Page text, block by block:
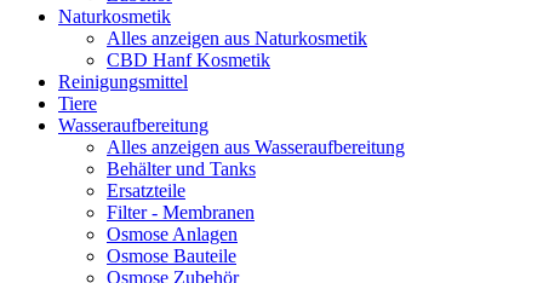
Naturkosmetik
Alles anzeigen aus Naturkosmetik
CBD Hanf Kosmetik
Reinigungsmittel
Tiere
Wasseraufbereitung
Alles anzeigen aus Wasseraufbereitung
Behälter und Tanks
Ersatzteile
Filter - Membranen
Osmose Anlagen
Osmose Bauteile
Osmose Zubehör